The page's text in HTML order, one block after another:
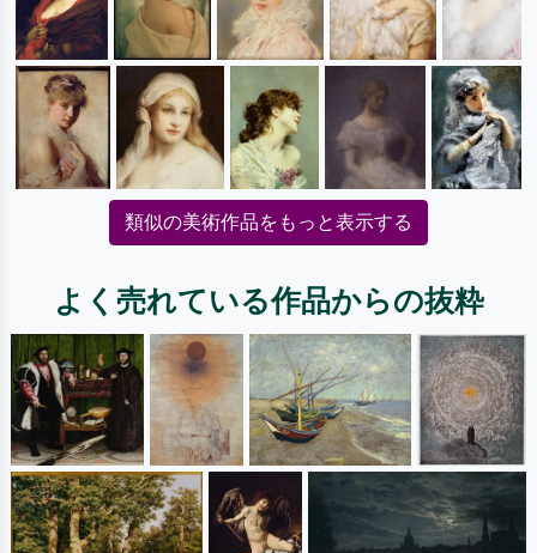
類似の美術作品をもっと表示する
よく売れている作品からの抜粋